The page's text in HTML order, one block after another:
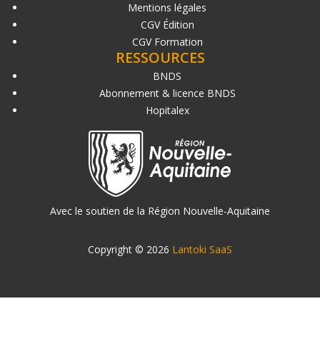
Mentions légales
CGV Édition
CGV Formation
RESSOURCES
BNDS
Abonnement & licence BNDS
Hopitalex
Avec le soutien de la Région Nouvelle-Aquitaine
Copyright © 2026 Lantoki SaaS